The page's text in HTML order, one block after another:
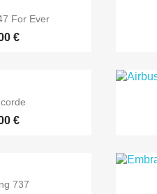
rapide
For Ever
€
rapide
€
rapide
737